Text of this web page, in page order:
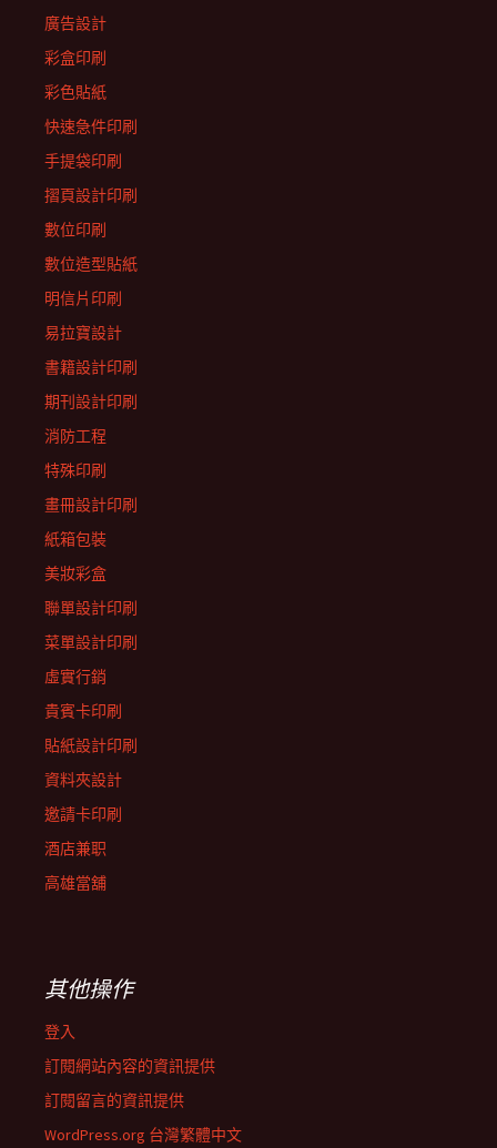
廣告設計
彩盒印刷
彩色貼紙
快速急件印刷
手提袋印刷
摺頁設計印刷
數位印刷
數位造型貼紙
明信片印刷
易拉寶設計
書籍設計印刷
期刊設計印刷
消防工程
特殊印刷
畫冊設計印刷
紙箱包裝
美妝彩盒
聯單設計印刷
菜單設計印刷
虛實行銷
貴賓卡印刷
貼紙設計印刷
資料夾設計
邀請卡印刷
酒店兼职
高雄當舖
其他操作
登入
訂閱網站內容的資訊提供
訂閱留言的資訊提供
WordPress.org 台灣繁體中文